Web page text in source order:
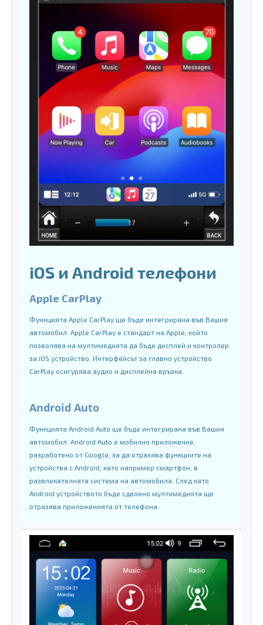
iOS и Android телефони
Apple CarPlay
Функцията Apple CarPlay ще бъде интегрирана във Вашия
автомобил. Apple CarPlay е стандарт на Apple, който
позволява на мултимедията да бъде дисплей и контролер
за iOS устройство. Интерфейсът за главно устройство
CarPlay осигурява аудио и дисплейна връзка.
Android Auto
Функцията Android Auto ще бъде интегрирана във Вашия
автомобил. Android Auto е мобилно приложение,
разработено от Google, за да отразява функциите на
устройства с Android, като например смартфон, в
развлекателната система на автомобила. След като
Android устройството бъде сдвоено мултимедията ще
отразява приложенията от телефона.